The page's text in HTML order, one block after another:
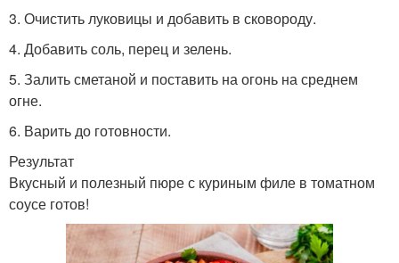
3. Очистить луковицы и добавить в сковороду.
4. Добавить соль, перец и зелень.
5. Залить сметаной и поставить на огонь на среднем
огне.
6. Варить до готовности.
Результат
Вкусный и полезный пюре с куриным филе в томатном
соусе готов!